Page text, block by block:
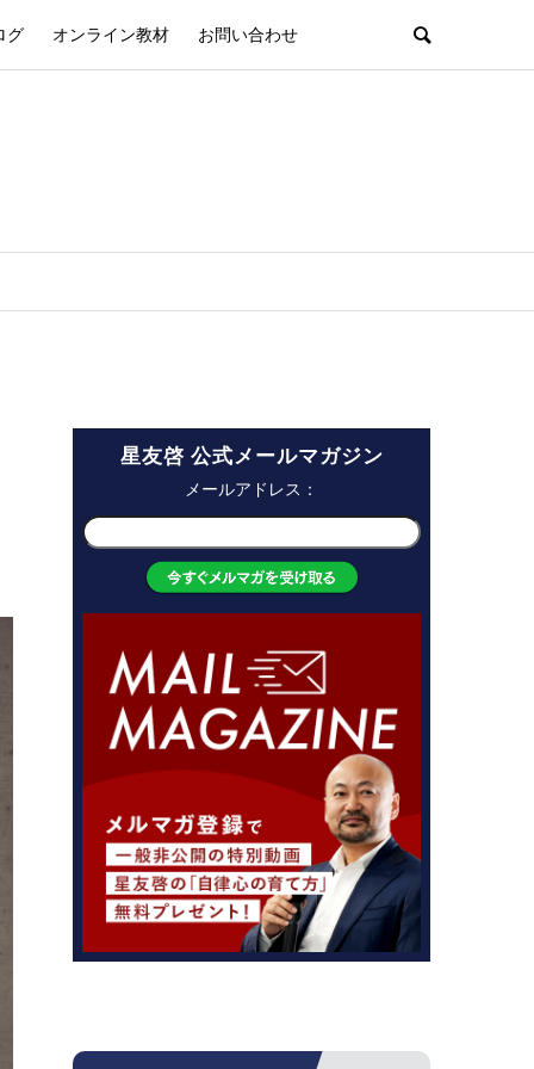
グ オンライン教材 お問い合わせ
星友啓 公式メールマガジン
メールアドレス：